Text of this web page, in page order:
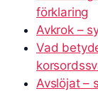
förklaring
Avkrok –
Vad
Avslöjat –